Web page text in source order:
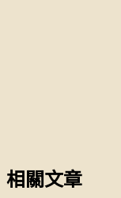
相關文章